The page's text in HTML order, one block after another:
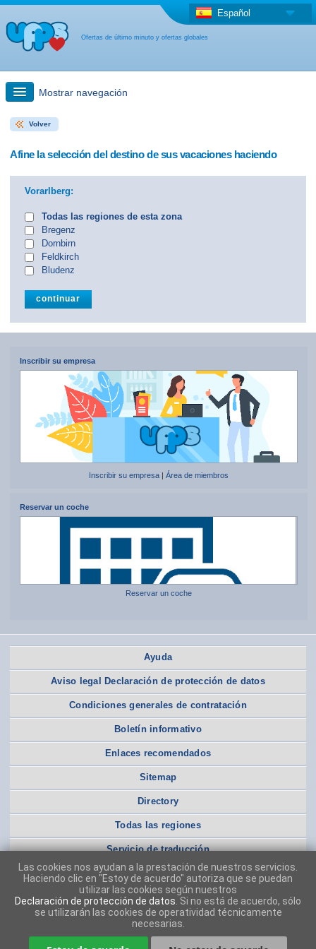
Ofertas de último minuto y ofertas globales
Español
Mostrar navegación
búsqueda rápida
otro país
Volver
Afine la selección del destino de sus vacaciones haciendo
Vorarlberg:
Todas las regiones de esta zona
Bregenz
Dornbirn
Feldkirch
Bludenz
Inscribir su empresa
Inscribir su empresa| Área de miembros
Reservar un coche
Reservar un coche
Ayuda
Aviso legal Declaración de protección de datos
Condiciones generales de contratación
Boletín informativo
Enlaces recomendados
Sitemap
Directory
Todas las regiones
Servicio de traducción
Las cookies nos ayudan a la prestación de nuestros servicios.
Haciendo clic en "Estoy de acuerdo" autoriza que se puedan
utilizar las cookies según nuestros
Declaración de protección de datos . Si no está de acuerdo, sólo
se utilizarán las cookies de operatividad técnicamente
necesarias.